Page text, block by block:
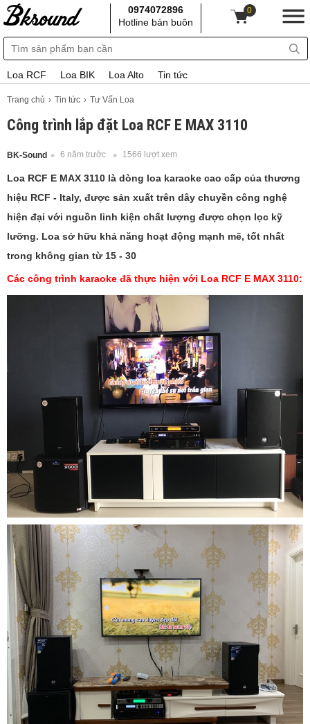
0974072896
Hotline bán buôn
0
Loa RCF Loa BIK Loa Alto Tin tức
Trang chủ Tin tức Tư Vấn Loa
Công trình lắp đặt Loa RCF E MAX 3110
BK-Sound 6 năm trước 1566 lượt xem
Loa RCF E MAX 3110 là dòng loa karaoke cao cấp của thương
hiệu RCF - Italy, được sản xuất trên dây chuyền công nghệ
hiện đại với nguồn linh kiện chất lượng được chọn lọc kỹ
lưỡng. Loa sở hữu khả năng hoạt động mạnh mẽ, tốt nhất
trong không gian từ 15 - 30
Các công trình karaoke đã thực hiện với Loa RCF E MAX 3110: